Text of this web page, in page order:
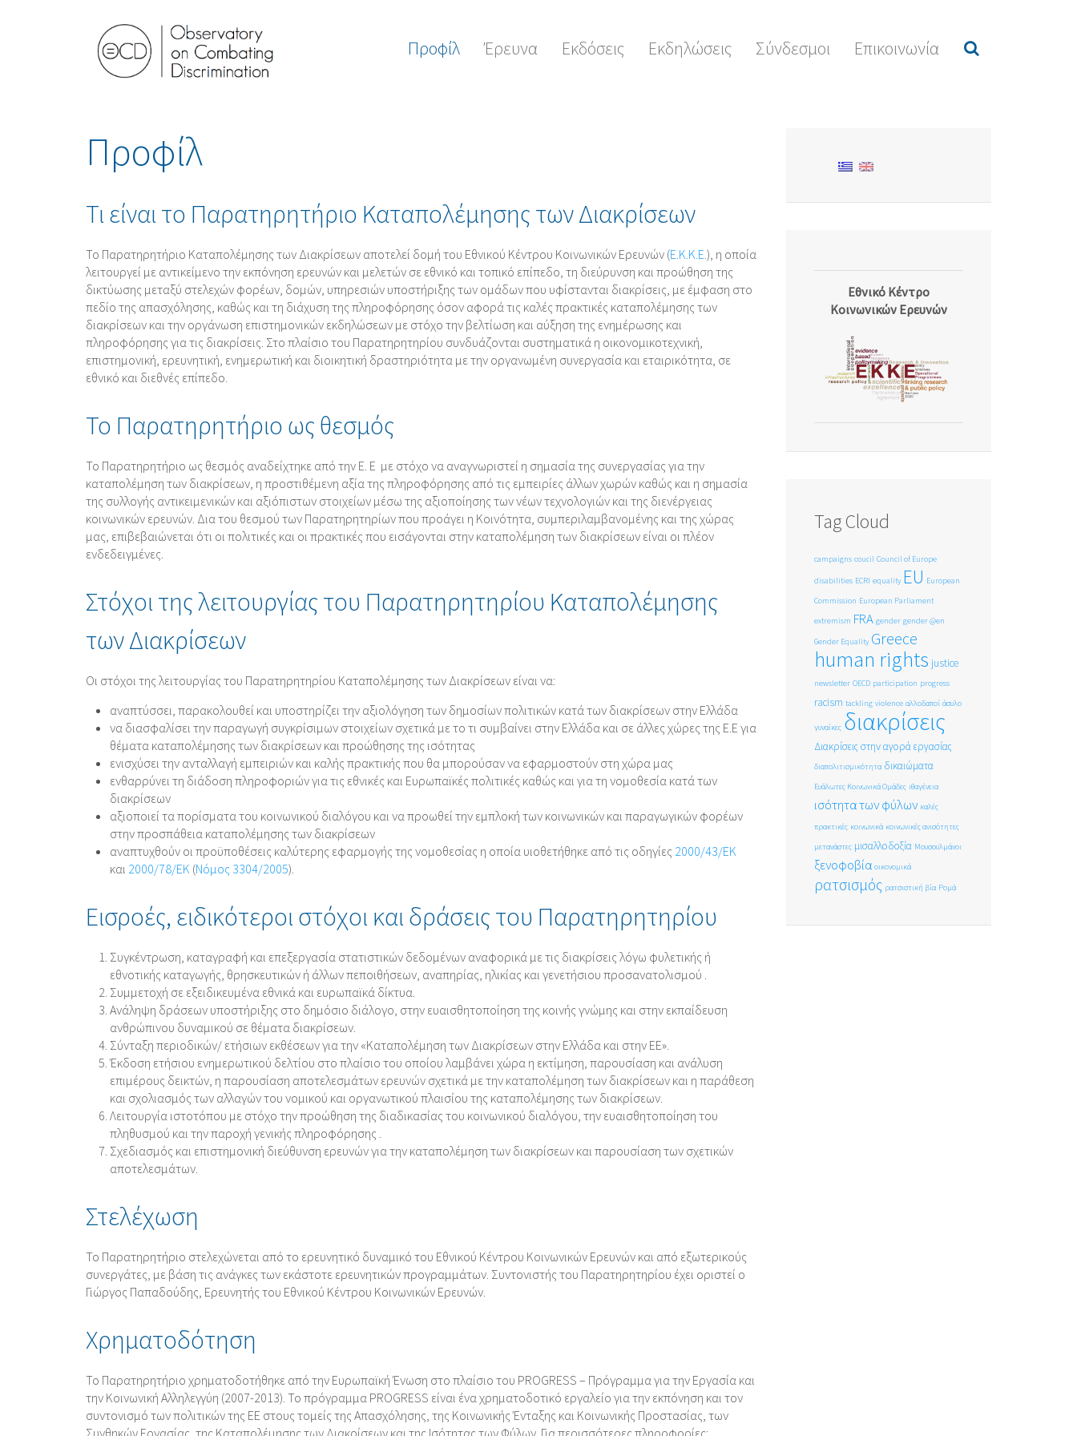
Προφίλ Έρευνα Εκδόσεις Εκδηλώσεις Σύνδεσμοι Επικοινωνία
Προφίλ
Τι είναι το Παρατηρητήριο Καταπολέμησης των Διακρίσεων
Το Παρατηρητήριο Καταπολέμησης των Διακρίσεων αποτελεί δομή του Εθνικού Κέντρου Κοινωνικών Ερευνών (Ε.Κ.Κ.Ε.), η οποία
λειτουργεί με αντικείμενο την εκπόνηση ερευνών και μελετών σε εθνικό και τοπικό επίπεδο, τη διεύρυνση και προώθηση της
δικτύωσης μεταξύ στελεχών φορέων, δομών, υπηρεσιών υποστήριξης των ομάδων που υφίστανται διακρίσεις, με έμφαση στο
πεδίο της απασχόλησης, καθώς και τη διάχυση της πληροφόρησης όσον αφορά τις καλές πρακτικές καταπολέμησης των
διακρίσεων και την οργάνωση επιστημονικών εκδηλώσεων με στόχο την βελτίωση και αύξηση της ενημέρωσης και
πληροφόρησης για τις διακρίσεις. Στο πλαίσιο του Παρατηρητηρίου συνδυάζονται συστηματικά η οικονομικοτεχνική,
επιστημονική, ερευνητική, ενημερωτική και διοικητική δραστηριότητα με την οργανωμένη συνεργασία και εταιρικότητα, σε
εθνικό και διεθνές επίπεδο.
Το Παρατηρητήριο ως θεσμός
Το Παρατηρητήριο ως θεσμός αναδείχτηκε από την Ε. Ε με στόχο να αναγνωριστεί η σημασία της συνεργασίας για την
καταπολέμηση των διακρίσεων, η προστιθέμενη αξία της πληροφόρησης από τις εμπειρίες άλλων χωρών καθώς και η σημασία
της συλλογής αντικειμενικών και αξιόπιστων στοιχείων μέσω της αξιοποίησης των νέων τεχνολογιών και της διενέργειας
κοινωνικών ερευνών. Δια του θεσμού των Παρατηρητηρίων που προάγει η Κοινότητα, συμπεριλαμβανομένης και της χώρας
μας, επιβεβαιώνεται ότι οι πολιτικές και οι πρακτικές που εισάγονται στην καταπολέμηση των διακρίσεων είναι οι πλέον
ενδεδειγμένες.
Στόχοι της λειτουργίας του Παρατηρητηρίου Καταπολέμησης
των Διακρίσεων
Οι στόχοι της λειτουργίας του Παρατηρητηρίου Καταπολέμησης των Διακρίσεων είναι να:
αναπτύσσει, παρακολουθεί και υποστηρίζει την αξιολόγηση των δημοσίων πολιτικών κατά των διακρίσεων στην Ελλάδα
να διασφαλίσει την παραγωγή συγκρίσιμων στοιχείων σχετικά με το τι συμβαίνει στην Ελλάδα και σε άλλες χώρες της Ε.Ε για
θέματα καταπολέμησης των διακρίσεων και προώθησης της ισότητας
ενισχύσει την ανταλλαγή εμπειριών και καλής πρακτικής που θα μπορούσαν να εφαρμοστούν στη χώρα μας
ενθαρρύνει τη διάδοση πληροφοριών για τις εθνικές και Ευρωπαϊκές πολιτικές καθώς και για τη νομοθεσία κατά των
διακρίσεων
αξιοποιεί τα πορίσματα του κοινωνικού διαλόγου και να προωθεί την εμπλοκή των κοινωνικών και παραγωγικών φορέων
στην προσπάθεια καταπολέμησης των διακρίσεων
αναπτυχθούν οι προϋποθέσεις καλύτερης εφαρμογής της νομοθεσίας η οποία υιοθετήθηκε από τις οδηγίες 2000/43/EK
και 2000/78/EK (Νόμος 3304/2005).
Εισροές, ειδικότεροι στόχοι και δράσεις του Παρατηρητηρίου
Συγκέντρωση, καταγραφή και επεξεργασία στατιστικών δεδομένων αναφορικά με τις διακρίσεις λόγω φυλετικής ή
εθνοτικής καταγωγής, θρησκευτικών ή άλλων πεποιθήσεων, αναπηρίας, ηλικίας και γενετήσιου προσανατολισμού .
Συμμετοχή σε εξειδικευμένα εθνικά και ευρωπαϊκά δίκτυα.
Ανάληψη δράσεων υποστήριξης στο δημόσιο διάλογο, στην ευαισθητοποίηση της κοινής γνώμης και στην εκπαίδευση
ανθρώπινου δυναμικού σε θέματα διακρίσεων.
Σύνταξη περιοδικών/ ετήσιων εκθέσεων για την «Καταπολέμηση των Διακρίσεων στην Ελλάδα και στην ΕΕ».
Έκδοση ετήσιου ενημερωτικού δελτίου στο πλαίσιο του οποίου λαμβάνει χώρα η εκτίμηση, παρουσίαση και ανάλυση
επιμέρους δεικτών, η παρουσίαση αποτελεσμάτων ερευνών σχετικά με την καταπολέμηση των διακρίσεων και η παράθεση
και σχολιασμός των αλλαγών του νομικού και οργανωτικού πλαισίου της καταπολέμησης των διακρίσεων.
Λειτουργία ιστοτόπου με στόχο την προώθηση της διαδικασίας του κοινωνικού διαλόγου, την ευαισθητοποίηση του
πληθυσμού και την παροχή γενικής πληροφόρησης .
Σχεδιασμός και επιστημονική διεύθυνση ερευνών για την καταπολέμηση των διακρίσεων και παρουσίαση των σχετικών
αποτελεσμάτων.
Στελέχωση
Το Παρατηρητήριο στελεχώνεται από το ερευνητικό δυναμικό του Εθνικού Κέντρου Κοινωνικών Ερευνών και από εξωτερικούς
συνεργάτες, με βάση τις ανάγκες των εκάστοτε ερευνητικών προγραμμάτων. Συντονιστής του Παρατηρητηρίου έχει οριστεί ο
Γιώργος Παπαδούδης, Ερευνητής του Εθνικού Κέντρου Κοινωνικών Ερευνών.
Χρηματοδότηση
Το Παρατηρητήριο χρηματοδοτήθηκε από την Ευρωπαϊκή Ένωση στο πλαίσιο του PROGRESS – Πρόγραμμα για την Εργασία και
την Κοινωνική Αλληλεγγύη (2007-2013). Το πρόγραμμα PROGRESS είναι ένα χρηματοδοτικό εργαλείο για την εκπόνηση και τον
συντονισμό των πολιτικών της ΕΕ στους τομείς της Απασχόλησης, της Κοινωνικής Ένταξης και Κοινωνικής Προστασίας, των
Συνθηκών Εργασίας, της Καταπολέμησης των Διακρίσεων και της Ισότητας των Φύλων. Για περισσότερες πληροφορίες:
Εθνικό Κέντρο
Κοινωνικών Ερευνών
Tag Cloud
campaigns coucil Council of Europe
disabilities ECRI equality EU European
Commission European Parliament
extremism FRA gender gender @en
Gender Equality Greece
human rights justice
newsletter OECD participation progress
racism tackling violence αλλοδαποί άσυλο
γυναίκες διακρίσεις
Διακρίσεις στην αγορά εργασίας
διαπολιτισμικότητα δικαιώματα
Ευάλωτες Κοινωνικά Ομάδες ιθαγένεια
ισότητα των φύλων καλές
πρακτικές κοινωνικά κοινωνικές ανισότητες
μετανάστες μισαλλοδοξία Μουσουλμάνοι
ξενοφοβία οικονομικά
ρατσισμός ρατσιστική βία Ρομά